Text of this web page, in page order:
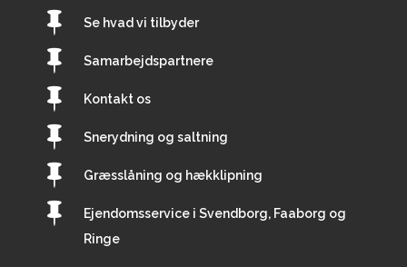
 Se hvad vi tilbyder
 Samarbejdspartnere
 Kontakt os
 Snerydning og saltning
 Græsslåning og hækklipning

Ejendomsservice i Svendborg, Faaborg og
Ringe